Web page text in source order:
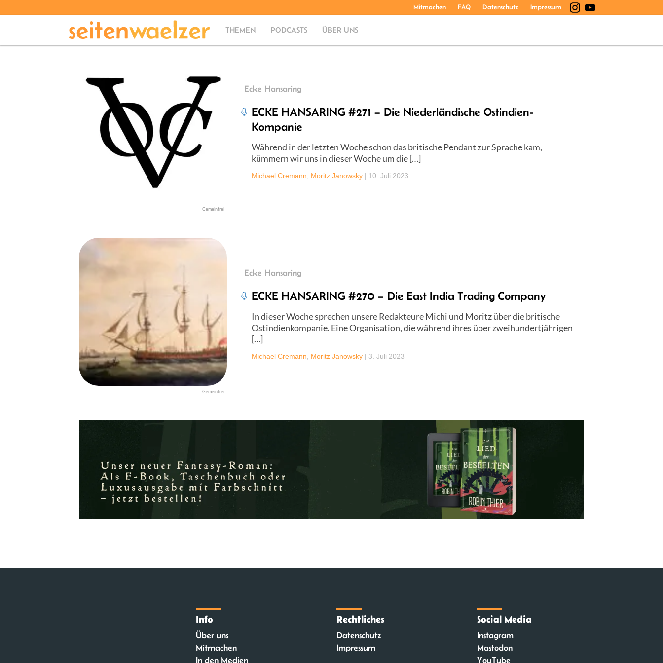
Mitmachen FAQ Datenschutz Impressum
THEMEN PODCASTS ÜBER UNS
Gemeinfrei
Ecke Hansaring
ECKE HANSARING #271 – Die Niederländische Ostindien-
Kompanie
Während in der letzten Woche schon das britische Pendant zur Sprache kam,
kümmern wir uns in dieser Woche um die […]
Michael Cremann Moritz Janowsky | 10. Juli 2023
Gemeinfrei
Ecke Hansaring
ECKE HANSARING #270 – Die East India Trading Company
In dieser Woche sprechen unsere Redakteure Michi und Moritz über die britische
Ostindienkompanie. Eine Organisation, die während ihres über zweihundertjährigen
[…]
Michael Cremann Moritz Janowsky | 3. Juli 2023
Info
Über uns
Mitmachen
In den Medien
Rechtliches
Datenschutz
Impressum
Social Media
Instagram
Mastodon
YouTube